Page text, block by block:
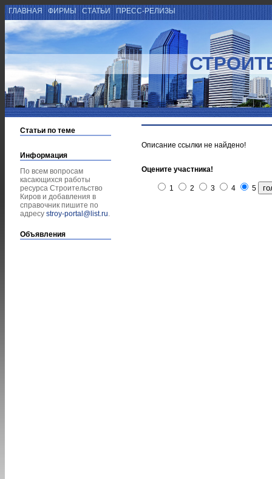
ГЛАВНАЯ ФИРМЫ СТАТЬИ ПРЕСС-РЕЛИЗЫ
Статьи по теме
Информация
По всем вопросам
касающихся работы
ресурса Строительство
Киров и добавления в
справочник пишите по
адресу stroy-portal@list.ru.
Объявления
Описание ссылки не найдено!
Оцените участника!
1 2 3 4 5